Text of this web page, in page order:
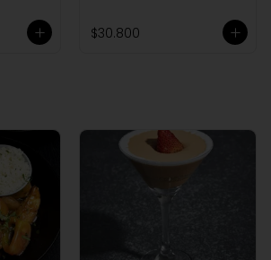
$30.800